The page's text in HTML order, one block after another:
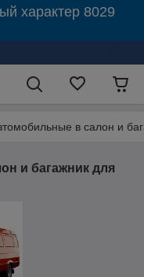
характер 8029
в салон и
и багажник для